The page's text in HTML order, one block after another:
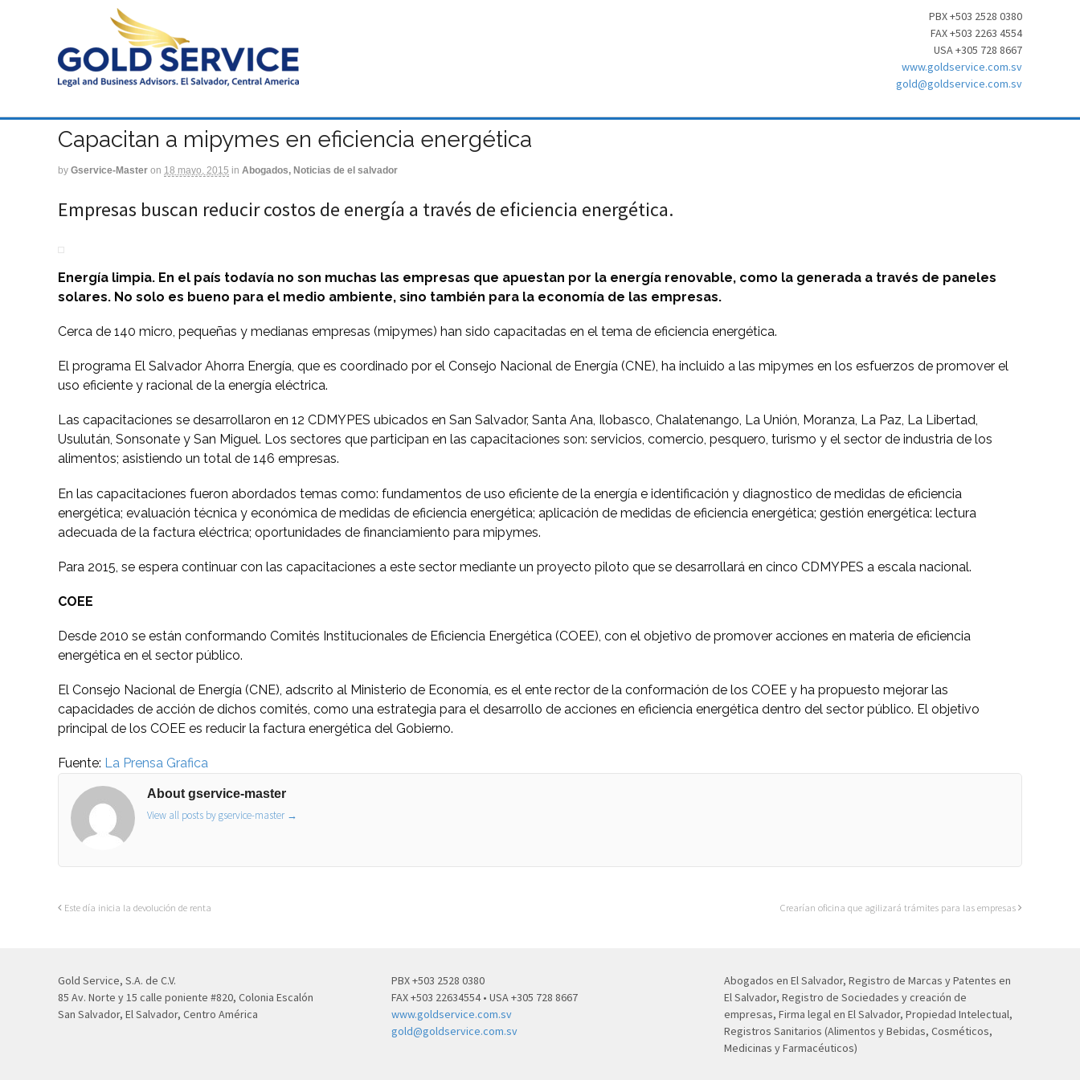
PBX +503 2528 0380
FAX +503 2263 4554
USA +305 728 8667
www.goldservice.com.sv
gold@goldservice.com.sv
Capacitan a mipymes en eficiencia energética
by Gservice-Master on 18 mayo, 2015 in Abogados, Noticias de el salvador
Empresas buscan reducir costos de energía a través de eficiencia energética.
Energía limpia. En el país todavía no son muchas las empresas que apuestan por la energía renovable, como la generada a través de paneles
solares. No solo es bueno para el medio ambiente, sino también para la economía de las empresas.
Cerca de 140 micro, pequeñas y medianas empresas (mipymes) han sido capacitadas en el tema de eficiencia energética.
El programa El Salvador Ahorra Energía, que es coordinado por el Consejo Nacional de Energía (CNE), ha incluido a las mipymes en los esfuerzos de promover el
uso eficiente y racional de la energía eléctrica.
Las capacitaciones se desarrollaron en 12 CDMYPES ubicados en San Salvador, Santa Ana, Ilobasco, Chalatenango, La Unión, Moranza, La Paz, La Libertad,
Usulután, Sonsonate y San Miguel. Los sectores que participan en las capacitaciones son: servicios, comercio, pesquero, turismo y el sector de industria de los
alimentos; asistiendo un total de 146 empresas.
En las capacitaciones fueron abordados temas como: fundamentos de uso eficiente de la energía e identificación y diagnostico de medidas de eficiencia
energética; evaluación técnica y económica de medidas de eficiencia energética; aplicación de medidas de eficiencia energética; gestión energética: lectura
adecuada de la factura eléctrica; oportunidades de financiamiento para mipymes.
Para 2015, se espera continuar con las capacitaciones a este sector mediante un proyecto piloto que se desarrollará en cinco CDMYPES a escala nacional.
COEE
Desde 2010 se están conformando Comités Institucionales de Eficiencia Energética (COEE), con el objetivo de promover acciones en materia de eficiencia
energética en el sector público.
El Consejo Nacional de Energía (CNE), adscrito al Ministerio de Economía, es el ente rector de la conformación de los COEE y ha propuesto mejorar las
capacidades de acción de dichos comités, como una estrategia para el desarrollo de acciones en eficiencia energética dentro del sector público. El objetivo
principal de los COEE es reducir la factura energética del Gobierno.
Fuente: La Prensa Grafica
About gservice-master
View all posts by gservice-master →
Este día inicia la devolución de renta Crearían oficina que agilizará trámites para las empresas
Gold Service, S.A. de C.V.
85 Av. Norte y 15 calle poniente #820, Colonia Escalón
San Salvador, El Salvador, Centro América
PBX +503 2528 0380
FAX +503 22634554 • USA +305 728 8667
www.goldservice.com.sv
gold@goldservice.com.sv
Abogados en El Salvador, Registro de Marcas y Patentes en
El Salvador, Registro de Sociedades y creación de
empresas, Firma legal en El Salvador, Propiedad Intelectual,
Registros Sanitarios (Alimentos y Bebidas, Cosméticos,
Medicinas y Farmacéuticos)